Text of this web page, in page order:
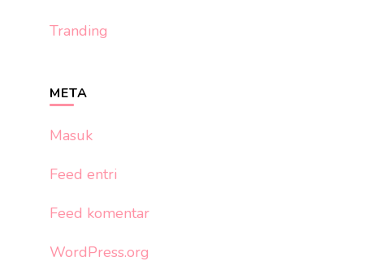
Tranding
META
Masuk
Feed entri
Feed komentar
WordPress.org